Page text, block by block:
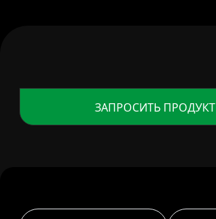
ЗАПРОСИТЬ ПРОДУКТ